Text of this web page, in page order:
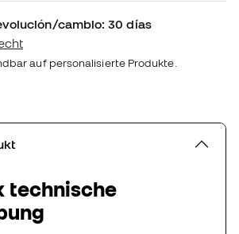
cambio: 30 días
auf personalisierte Produkte.
technische